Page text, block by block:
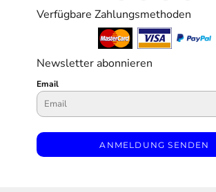
Verfügbare Zahlungsmethoden
Newsletter abonnieren
Email
ANMELDUNG SENDEN